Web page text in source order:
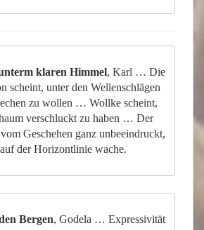
klaren Himmel, Karl … Die
scheint, unter den Wellenschlägen
zu wollen … Wollke scheint,
verschluckt zu haben … Der
Geschehen ganz unbeeindruckt,
der Horizontlinie wache.
Bergen, Godela … Expressivität